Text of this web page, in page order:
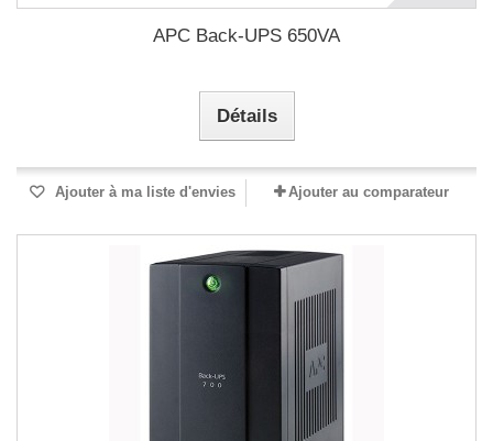
APC Back-UPS 650VA
Détails
Ajouter à ma liste d'envies Ajouter au comparateur